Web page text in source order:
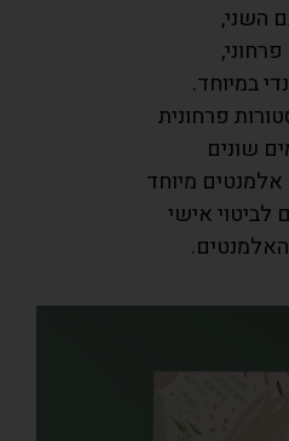
השני,
במיוחד.
פרחונית
שונים
מיוחד
לביטוי אישי